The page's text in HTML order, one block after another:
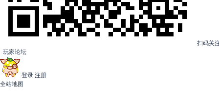
扫码关
玩家论坛
登录 注册
全站地图